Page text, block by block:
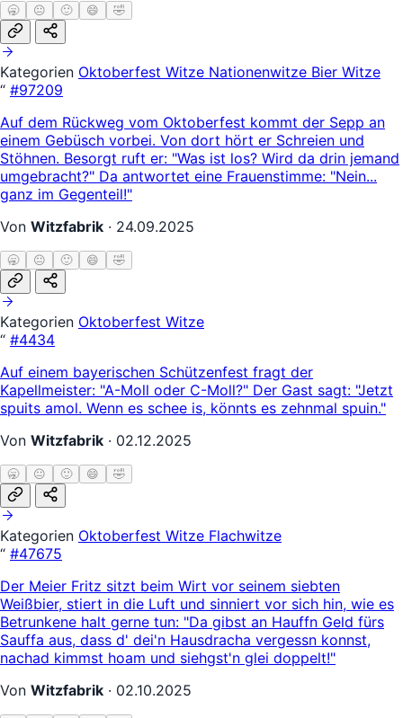
🥱 😐 🙂 😄 🤣
Kategorien Oktoberfest Witze Nationenwitze Bier Witze
“ #97209
Auf dem Rückweg vom Oktoberfest kommt der Sepp an
einem Gebüsch vorbei. Von dort hört er Schreien und
Stöhnen. Besorgt ruft er: "Was ist los? Wird da drin jemand
umgebracht?" Da antwortet eine Frauenstimme: "Nein...
ganz im Gegenteil!"
Von Witzfabrik · 24.09.2025
🥱 😐 🙂 😄 🤣
Kategorien Oktoberfest Witze
“ #4434
Auf einem bayerischen Schützenfest fragt der
Kapellmeister: "A-Moll oder C-Moll?" Der Gast sagt: "Jetzt
spuits amol. Wenn es schee is, könnts es zehnmal spuin."
Von Witzfabrik · 02.12.2025
🥱 😐 🙂 😄 🤣
Kategorien Oktoberfest Witze Flachwitze
“ #47675
Der Meier Fritz sitzt beim Wirt vor seinem siebten
Weißbier, stiert in die Luft und sinniert vor sich hin, wie es
Betrunkene halt gerne tun: "Da gibst an Hauffn Geld fürs
Sauffa aus, dass d' dei'n Hausdracha vergessn konnst,
nachad kimmst hoam und siehgst'n glei doppelt!"
Von Witzfabrik · 02.10.2025